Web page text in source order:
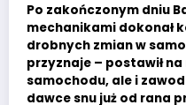
Po zakończonym dniu
mechanikami dokonał
drobnych zmian w
przyznaje – postawił
samochodu, ale i
dawce snu już od rana